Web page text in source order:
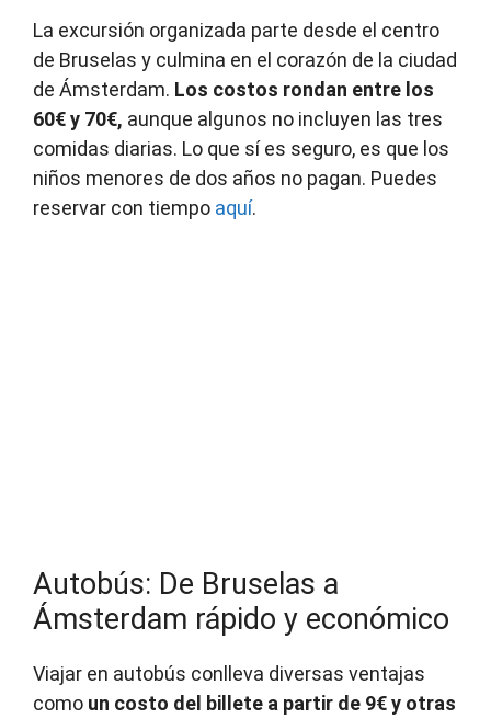
La excursión organizada parte desde el centro
de Bruselas y culmina en el corazón de la ciudad
de Ámsterdam. Los costos rondan entre los
60€ y 70€, aunque algunos no incluyen las tres
comidas diarias. Lo que sí es seguro, es que los
niños menores de dos años no pagan. Puedes
reservar con tiempo aquí.
Autobús: De Bruselas a
Ámsterdam rápido y económico
Viajar en autobús conlleva diversas ventajas
como un costo del billete a partir de 9€ y otras